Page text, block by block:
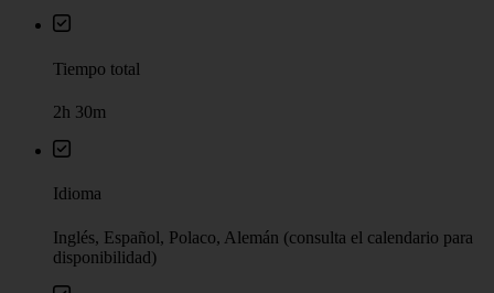
Tiempo total
2h 30m
Idioma
Inglés, Español, Polaco, Alemán (consulta el calendario para
disponibilidad)